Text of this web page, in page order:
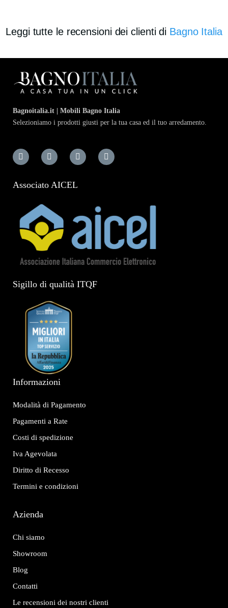
Leggi tutte le recensioni dei clienti di Bagno Italia
Bagnoitalia.it | Mobili Bagno Italia
Selezioniamo i prodotti giusti per la tua casa ed il tuo arredamento.
Associato AICEL
Sigillo di qualità ITQF
Informazioni
Modalità di Pagamento
Pagamenti a Rate
Costi di spedizione
Iva Agevolata
Diritto di Recesso
Termini e condizioni
Azienda
Chi siamo
Showroom
Blog
Contatti
Le recensioni dei nostri clienti